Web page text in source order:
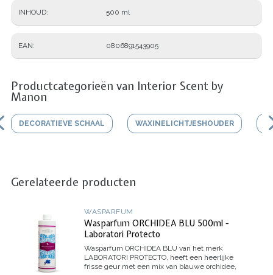
INHOUD 500 ml
EAN 0806891543905
Productcategorieën van Interior Scent by
Manon
DECORATIEVE SCHAAL WAXINELICHTJESHOUDER
Gerelateerde producten
WASPARFUM
Wasparfum ORCHIDEA BLU 500ml -
Laboratori Protecto
Wasparfum ORCHIDEA BLU van het merk
LABORATORI PROTECTO, heeft een heerlijke
frisse geur met een mix van blauwe orchidee,